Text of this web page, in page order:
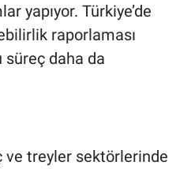
yapıyor. Türkiye’de
raporlaması
süreç daha da
ve treyler sektörlerinde